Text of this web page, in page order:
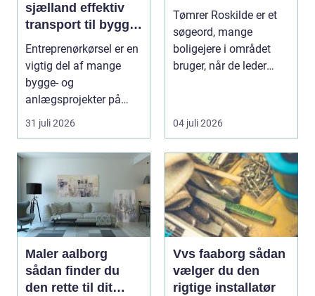
sjælland effektiv
transport til bygge-
og anlægsopgaver
Entreprenørkørsel er en
vigtig del af mange
bygge- og
anlægsprojekter på
Sjælland. Uden sikker
og ef...
31 juli 2026
Tømrer Roskilde er et
søgeord, mange
boligejere i området
bruger, når de leder
04 juli 2026
Maler aalborg
sådan finder du
den rette til dit
Vvs faaborg sådan
vælger du den
rigtige installatør